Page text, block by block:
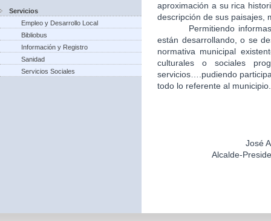
Servicios
Empleo y Desarrollo Local
Bibliobus
Información y Registro
Sanidad
Servicios Sociales
aproximación a su rica
descripción de sus paisajes,
Permitiendo
están desarrollando, o se
normativa municipal
culturales o sociales
servicios….pudiendo
todo lo referente al municipio.
José
Alcalde-